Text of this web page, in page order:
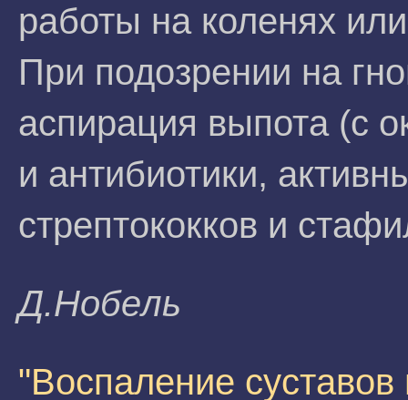
работы на коленях
При подозрении на
аспирация выпота (с
и антибиотики,
стрептококков и
Д.Hoбeль
"Воспаление